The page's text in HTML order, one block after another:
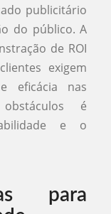
publicitário
do público. A
de ROI
exigem
eficácia nas
é
e o
para